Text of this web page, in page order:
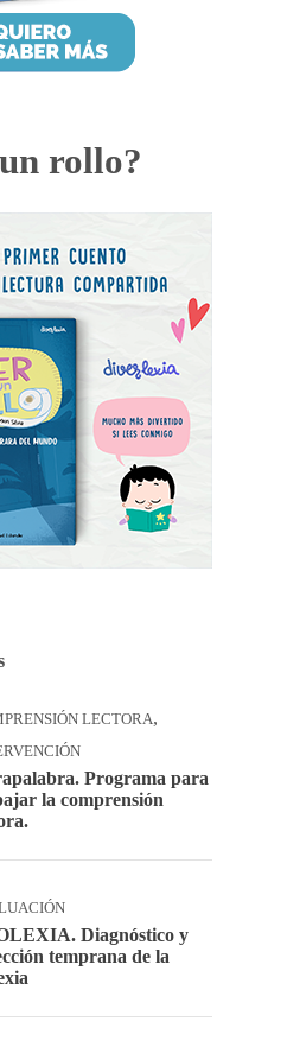
rollo?
LECTORA,
Programa para
la comprensión
Diagnóstico y
temprana de la